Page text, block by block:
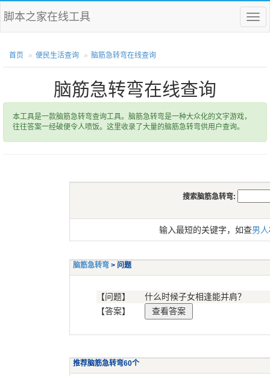
菜
单
脚本之家在线工具
首页 便民生活查询 脑筋急转弯在线查询
脑筋急转弯在线查询
本工具是一款脑筋急转弯查询工具。脑筋急转弯是一种大众化的文字游戏，
往往答案一经破便令人喷饭。这里收录了大量的脑筋急转弯供用户查询。
搜索脑筋急转弯:
输入最短的关键字，如查男人
脑筋急转弯 > 问题
【问题】
什么时候子女相逢能并肩？
【答案】
推荐脑筋急转弯60个